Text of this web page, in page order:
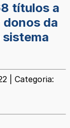
títulos a
da
sistema
| Categoria: